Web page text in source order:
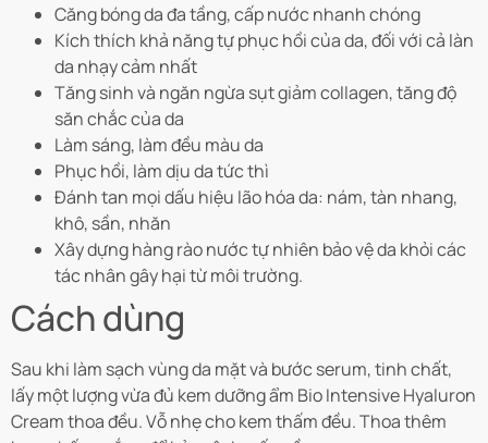
Căng bóng da đa tầng, cấp nước nhanh chóng
Kích thích khả năng tự phục hồi của da, đối với cả làn
da nhạy cảm nhất
Tăng sinh và ngăn ngừa sụt giảm collagen, tăng độ
săn chắc của da
Làm sáng, làm đều màu da
Phục hồi, làm dịu da tức thì
Đánh tan mọi dấu hiệu lão hóa da: nám, tàn nhang,
khô, sần, nhăn
Xây dựng hàng rào nước tự nhiên bảo vệ da khỏi các
tác nhân gây hại từ môi trường.
Cách dùng
Sau khi làm sạch vùng da mặt và bước serum, tinh chất,
lấy một lượng vừa đủ kem dưỡng ẩm Bio Intensive Hyaluron
Cream thoa đều. Vỗ nhẹ cho kem thấm đều. Thoa thêm